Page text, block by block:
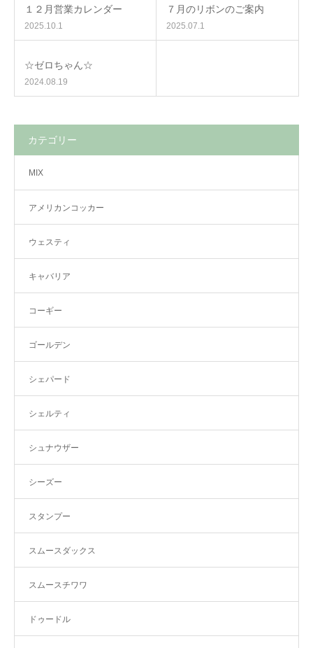
１２月営業カレンダー
2025.10.1
７月のリボンのご案内
2025.07.1
☆ゼロちゃん☆
2024.08.19
カテゴリー
MIX
アメリカンコッカー
ウェスティ
キャバリア
コーギー
ゴールデン
シェパード
シェルティ
シュナウザー
シーズー
スタンプー
スムースダックス
スムースチワワ
ドゥードル